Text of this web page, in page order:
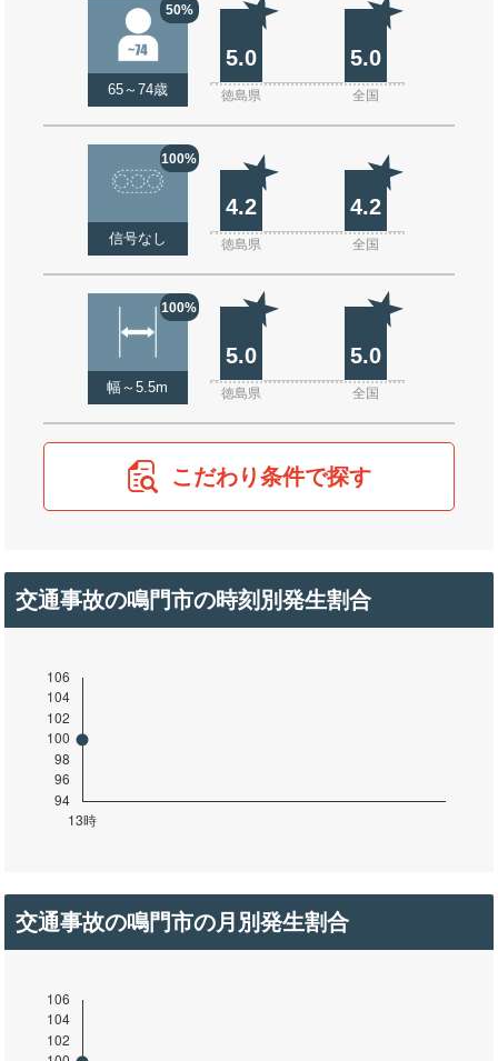
50%
65～74歳
5.0 5.0
徳島県 全国
100%
信号なし
4.2 4.2
徳島県 全国
100%
幅～5.5m
5.0 5.0
徳島県 全国
こだわり条件で探す
交通事故の鳴門市の時刻別発生割合
交通事故の鳴門市の月別発生割合